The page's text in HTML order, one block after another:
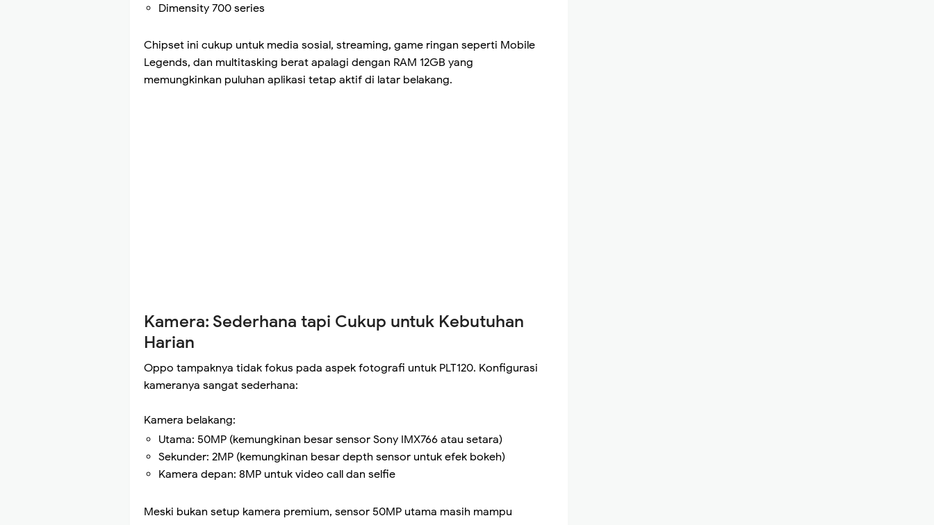
Dimensity 700 series
Chipset ini cukup untuk media sosial, streaming, game ringan seperti Mobile
Legends, dan multitasking berat apalagi dengan RAM 12GB yang
memungkinkan puluhan aplikasi tetap aktif di latar belakang.
Kamera: Sederhana tapi Cukup untuk Kebutuhan
Harian
Oppo tampaknya tidak fokus pada aspek fotografi untuk PLT120. Konfigurasi
kameranya sangat sederhana:
Kamera belakang:
Utama: 50MP (kemungkinan besar sensor Sony IMX766 atau setara)
Sekunder: 2MP (kemungkinan besar depth sensor untuk efek bokeh)
Kamera depan: 8MP untuk video call dan selfie
Meski bukan setup kamera premium, sensor 50MP utama masih mampu